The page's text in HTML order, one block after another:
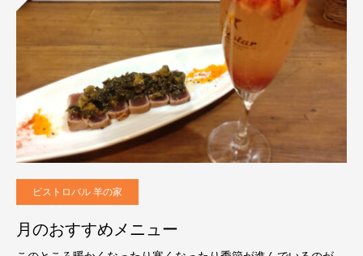
ビストロバル 羊の家
月のおすすめメニュー